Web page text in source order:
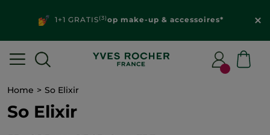
1+1 GRATIS(3)op make-up & accessoires*
Home So Elixir
So Elixir